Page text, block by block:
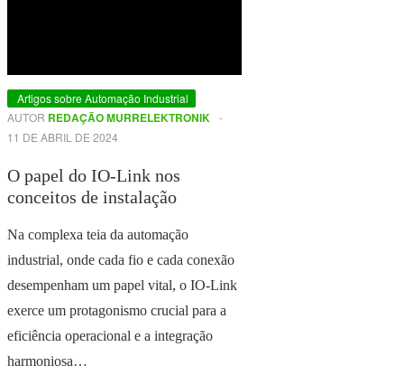
Artigos sobre Automação Industrial
AUTOR REDAÇÃO MURRELEKTRONIK -
11 DE ABRIL DE 2024
O papel do IO-Link nos
conceitos de instalação
Na complexa teia da automação
industrial, onde cada fio e cada conexão
desempenham um papel vital, o IO-Link
exerce um protagonismo crucial para a
eficiência operacional e a integração
harmoniosa…